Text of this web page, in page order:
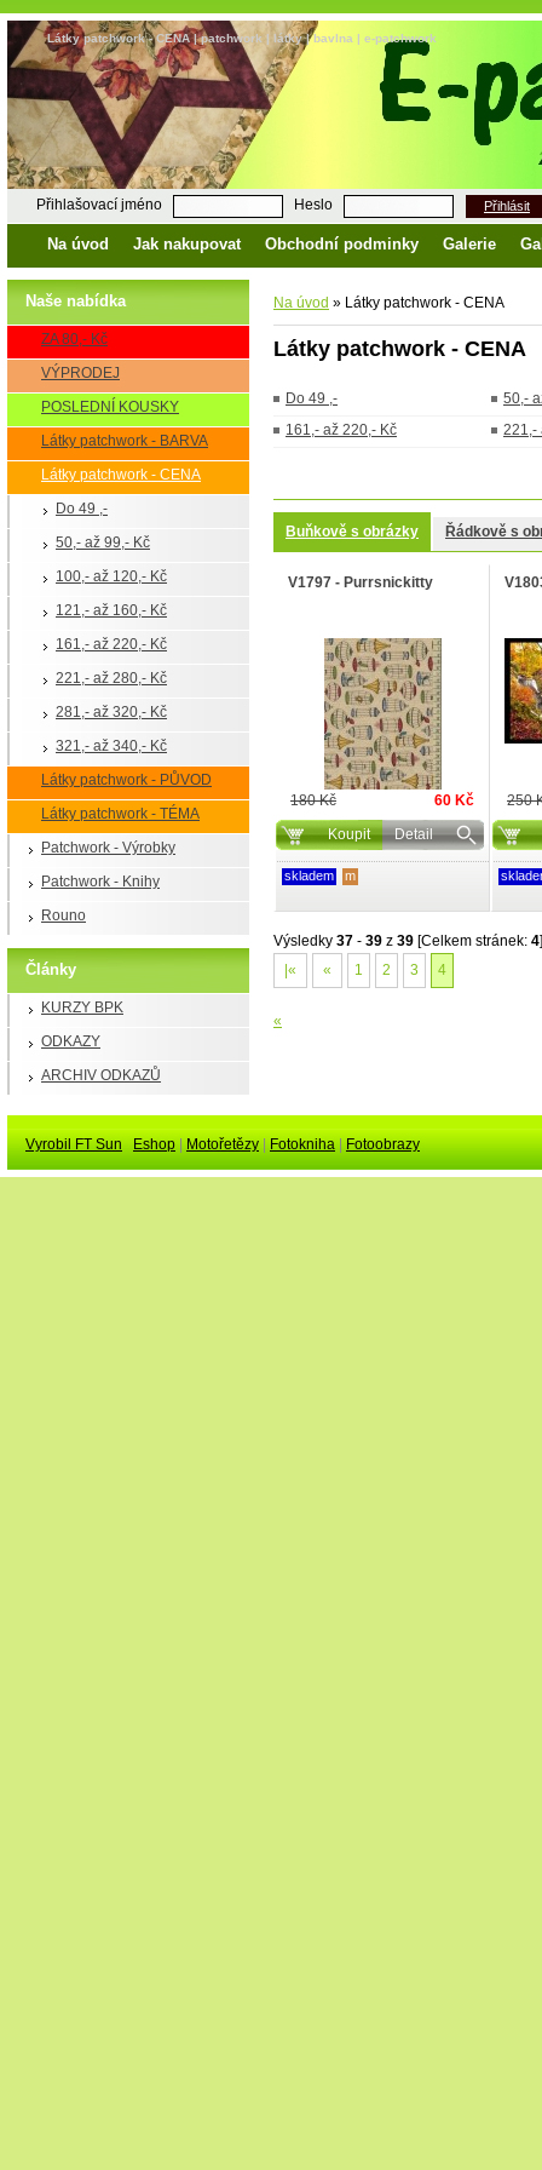
Látky patchwork - CENA | patchwork | látky | bavlna | e-patchwork
Přihlašovací jméno Heslo Přihlásit
Na úvod Jak nakupovat Obchodní podminky Galerie
Naše nabídka
ZA 80,- Kč
VÝPRODEJ
POSLEDNÍ KOUSKY
Látky patchwork - BARVA
Látky patchwork - CENA
Do 49 ,-
50,- až 99,- Kč
100,- až 120,- Kč
121,- až 160,- Kč
161,- až 220,- Kč
221,- až 280,- Kč
281,- až 320,- Kč
321,- až 340,- Kč
Látky patchwork - PŮVOD
Látky patchwork - TÉMA
Patchwork - Výrobky
Patchwork - Knihy
Rouno
Články
KURZY BPK
ODKAZY
ARCHIV ODKAZŮ
Na úvod » Látky patchwork - CENA
Látky patchwork - CENA
Do 49 ,-
50,-
161,- až 220,- Kč
221,-
Buňkově s obrázky Řádkově s
V1797 - Purrsnickitty
180 Kč
60 Kč
Koupit
Detail
skladem m
250
Výsledky 37 - 39 z 39 [Celkem stránek: 4]
|«
« 1 2 3 4
«
Vyrobil FT Sun Eshop Motořetězy Fotokniha Fotoobrazy